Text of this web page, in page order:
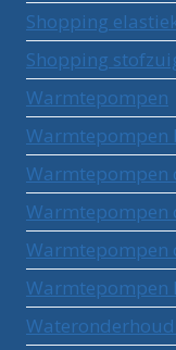
Shopping
Shopping
Warmtepompen
Warmtepompen
Warmtepompen
Warmtepompen
Warmtepompen
Warmtepompen